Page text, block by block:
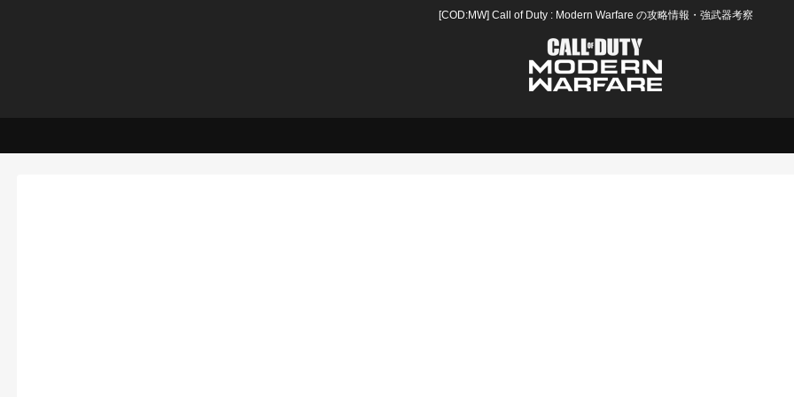
[COD:MW] Call of Duty : Modern Warfare の攻略情報・強武器考察